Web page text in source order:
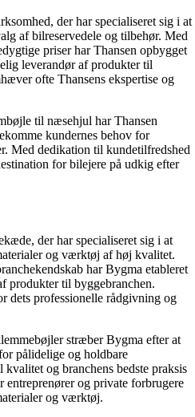
der har specialiseret sig i at
af bilreservedele og tilbehør. Med
priser har Thansen opbygget
leverandør af produkter til
ofte Thansens ekspertise og
til næsehjul har Thansen
kundernes behov for
Med dedikation til kundetilfredshed
for bilejere på udkig efter
der har specialiseret sig i at
og værktøj af høj kvalitet.
har Bygma etableret
produkter til byggebranchen.
dets professionelle rådgivning og
stræber Bygma efter at
pålidelige og holdbare
og branchens bedste praksis
entreprenører og private forbrugere
og værktøj.